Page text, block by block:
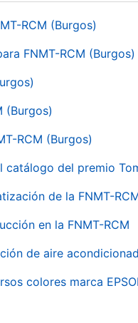
RCM (Burgos)
FNMT-RCM (Burgos)
(Burgos)
RCM (Burgos)
del premio
de la FNMT-
en la FNMT-RCM
de aire
colores marca